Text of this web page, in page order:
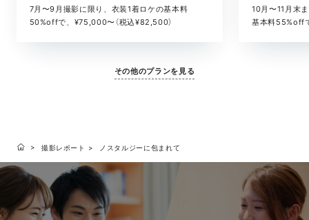
7月〜9月撮影に限り、衣装1着ロケの基本料
50%offで、¥75,000〜（税込¥82,500）
10月〜11月末
基本料55%off
その他のプランを見る
撮影レポート ノスタルジーに包まれて